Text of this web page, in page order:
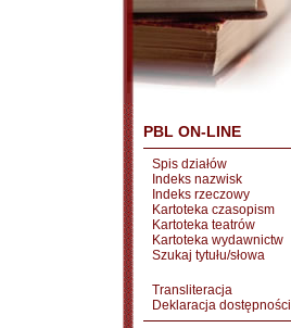
PBL ON-LINE
Spis działów
Indeks nazwisk
Indeks rzeczowy
Kartoteka czasopism
Kartoteka teatrów
Kartoteka wydawnictw
Szukaj tytułu/słowa
Transliteracja
Deklaracja dostępności